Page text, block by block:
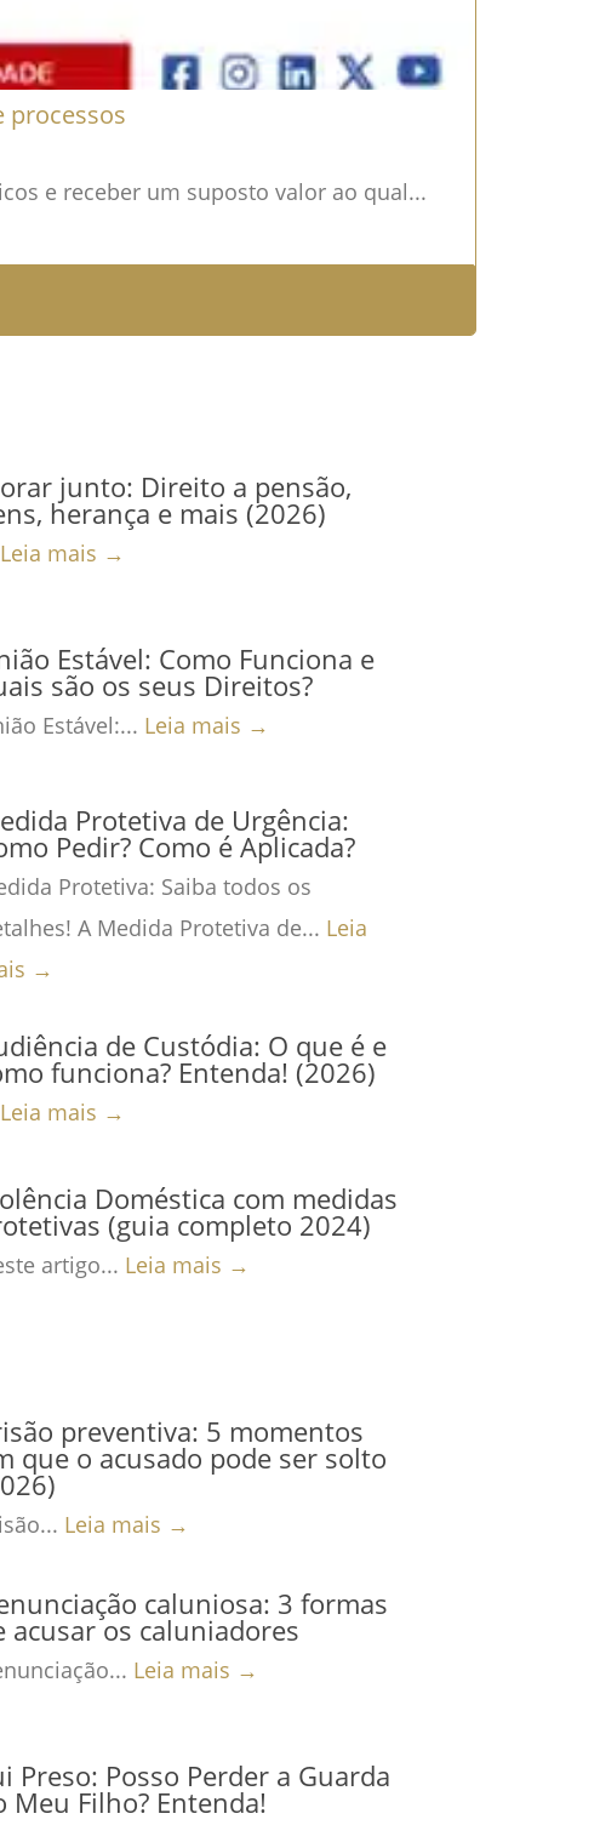
processos
e receber um suposto valor ao qual...
junto: Direito a pensão,
herança e mais (2026)
Leia mais →
Estável: Como Funciona e
são os seus Direitos?
Estável:... Leia mais →
Protetiva de Urgência:
Pedir? Como é Aplicada?
Protetiva: Saiba todos os
A Medida Protetiva de... Leia
→
de Custódia: O que é e
funciona? Entenda! (2026)
Leia mais →
Doméstica com medidas
(guia completo 2024)
artigo... Leia mais →
preventiva: 5 momentos
que o acusado pode ser solto
Leia mais →
caluniosa: 3 formas
acusar os caluniadores
Leia mais →
Preso: Posso Perder a Guarda
Meu Filho? Entenda!